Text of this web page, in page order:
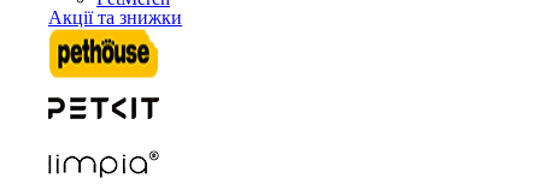
Акції та знижки